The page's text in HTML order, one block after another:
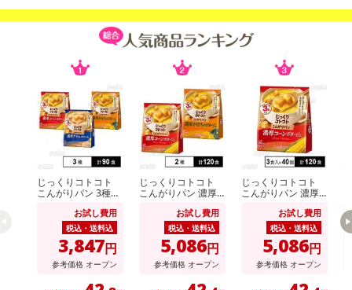
注意事項
※こちらの商品は、沖縄・離島地域またはクール便でのお届けが出
※配送時に、ご不在でお受け取りいただけなかった場合、通常より
保管期間が短くなっておりますので、お早目に配送業者へ再配達を
じっくりコトコト
こんがりパン 3種セ
タージュ / 濃厚かぼ
ちゃポタージュ / 濃
厚クラムポタージュ
お試し費用
税込・送料込
3,847円
参考価格 オープン
じっくりコトコト
こんがりパン 濃厚
濃厚かぼちゃポター
お試し費用
税込・送料込
5,086円
参考価格 オープン
じっくりコトコト
こんがりパン 濃厚
お試し費用
税込・送料込
5,086円
参考価格 オープン